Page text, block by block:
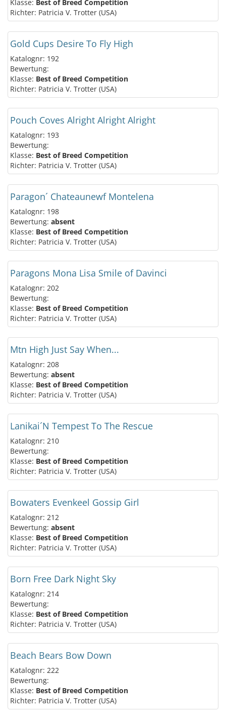
Klasse: Best of Breed Competition
Richter: Patricia V. Trotter (USA)
Gold Cups Desire To Fly High
Katalognr: 192
Bewertung:
Klasse: Best of Breed Competition
Richter: Patricia V. Trotter (USA)
Pouch Coves Alright Alright Alright
Katalognr: 193
Bewertung:
Klasse: Best of Breed Competition
Richter: Patricia V. Trotter (USA)
Paragon´ Chateaunewf Montelena
Katalognr: 198
Bewertung: absent
Klasse: Best of Breed Competition
Richter: Patricia V. Trotter (USA)
Paragons Mona Lisa Smile of Davinci
Katalognr: 202
Bewertung:
Klasse: Best of Breed Competition
Richter: Patricia V. Trotter (USA)
Mtn High Just Say When...
Katalognr: 208
Bewertung: absent
Klasse: Best of Breed Competition
Richter: Patricia V. Trotter (USA)
Lanikai´N Tempest To The Rescue
Katalognr: 210
Bewertung:
Klasse: Best of Breed Competition
Richter: Patricia V. Trotter (USA)
Bowaters Evenkeel Gossip Girl
Katalognr: 212
Bewertung: absent
Klasse: Best of Breed Competition
Richter: Patricia V. Trotter (USA)
Born Free Dark Night Sky
Katalognr: 214
Bewertung:
Klasse: Best of Breed Competition
Richter: Patricia V. Trotter (USA)
Beach Bears Bow Down
Katalognr: 222
Bewertung:
Klasse: Best of Breed Competition
Richter: Patricia V. Trotter (USA)